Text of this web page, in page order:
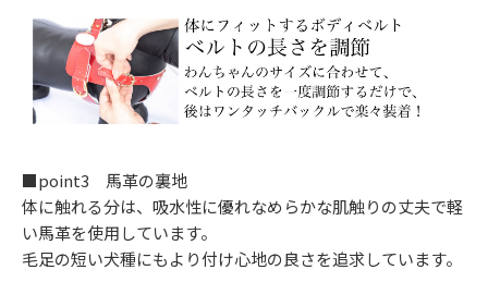
■point3 馬革の裏地
体に触れる分は、吸水性に優れなめらかな肌触りの丈夫で軽
い馬革を使用しています。
毛足の短い犬種にもより付け心地の良さを追求しています。